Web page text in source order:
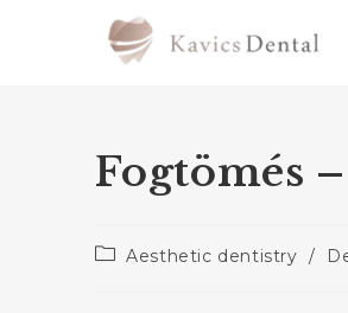
Fogtömés
Aesthetic dentistry /